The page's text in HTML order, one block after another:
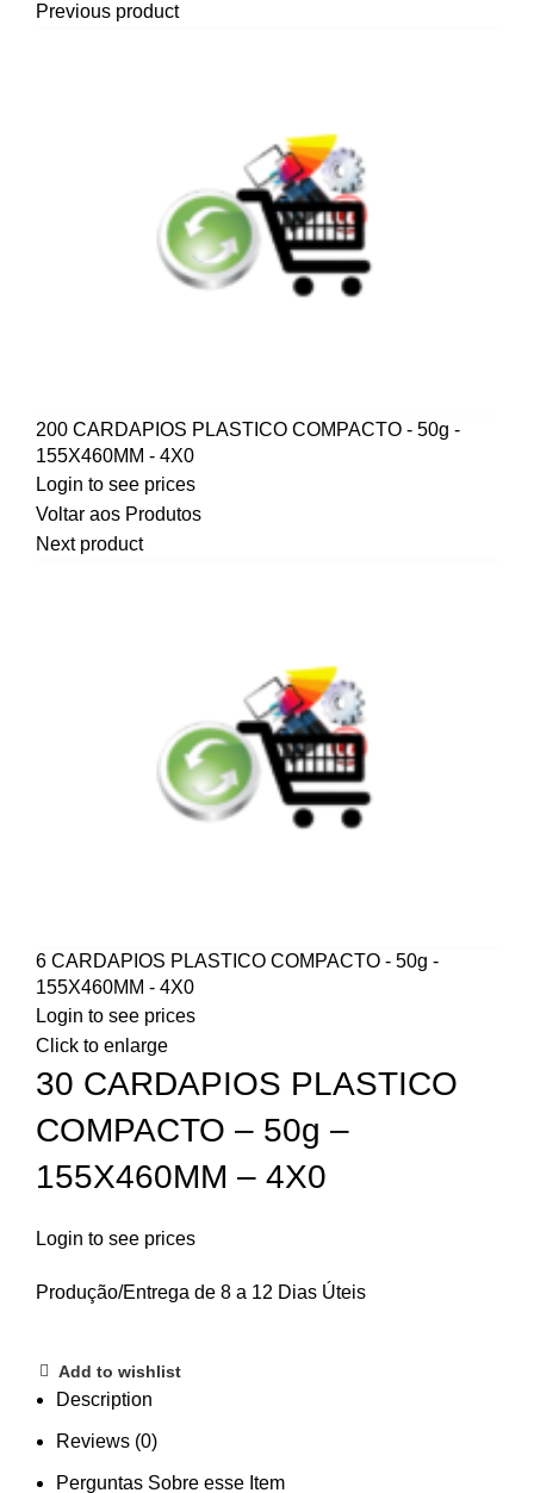
Previous product
200 CARDAPIOS PLASTICO COMPACTO - 50g -
155X460MM - 4X0
Login to see prices
Voltar aos Produtos
Next product
6 CARDAPIOS PLASTICO COMPACTO - 50g -
155X460MM - 4X0
Login to see prices
Click to enlarge
30 CARDAPIOS PLASTICO
COMPACTO – 50g –
155X460MM – 4X0
Login to see prices
Produção/Entrega de 8 a 12 Dias Úteis
Add to wishlist
Description
Reviews (0)
Perguntas Sobre esse Item